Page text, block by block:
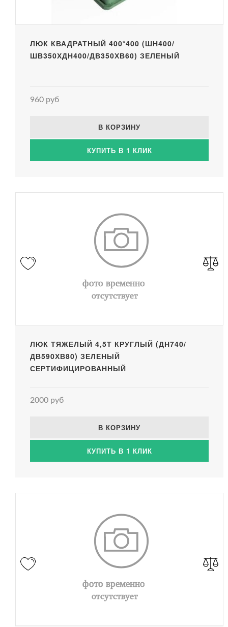
ЛЮК КВАДРАТНЫЙ 400*400 (ШН400/
ШВ350ХДН400/ДВ350ХВ60) ЗЕЛЕНЫЙ
960 руб
В КОРЗИНУ
КУПИТЬ В 1 КЛИК
ЛЮК ТЯЖЕЛЫЙ 4,5Т КРУГЛЫЙ (ДН740/
ДВ590ХВ80) ЗЕЛЕНЫЙ
СЕРТИФИЦИРОВАННЫЙ
2000 руб
В КОРЗИНУ
КУПИТЬ В 1 КЛИК